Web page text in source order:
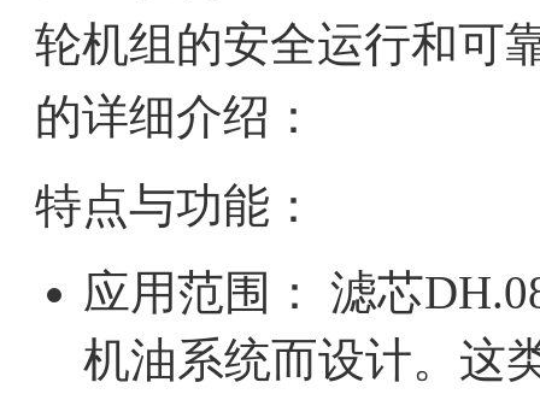
轮机组的安全运行和可
的详细介绍：
特点与功能：
应用范围： 滤芯
机油系统而设计。这